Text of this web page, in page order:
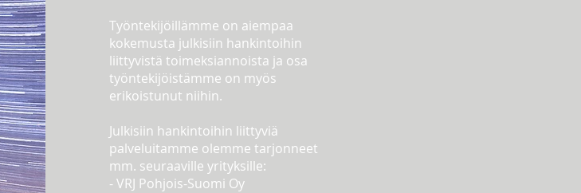
Työntekijöillämme on aiempaa
kokemusta julkisiin hankintoihin
liittyvistä toimeksiannoista ja osa
työntekijöistämme on myös
erikoistunut niihin.
Julkisiin hankintoihin liittyviä
palveluitamme olemme tarjonneet
mm. seuraaville yrityksille:
- VRJ Pohjois-Suomi Oy